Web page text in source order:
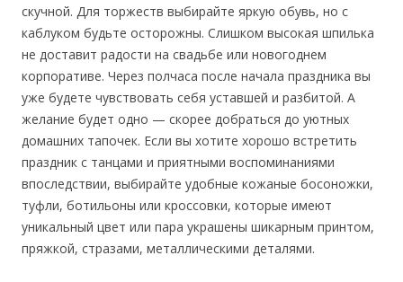
скучной. Для торжеств выбирайте яркую обувь, но с
каблуком будьте осторожны. Слишком высокая шпилька
не доставит радости на свадьбе или новогоднем
корпоративе. Через полчаса после начала праздника вы
уже будете чувствовать себя уставшей и разбитой. А
желание будет одно — скорее добраться до уютных
домашних тапочек. Если вы хотите хорошо встретить
праздник с танцами и приятными воспоминаниями
впоследствии, выбирайте удобные кожаные босоножки,
туфли, ботильоны или кроссовки, которые имеют
уникальный цвет или пара украшены шикарным принтом,
пряжкой, стразами, металлическими деталями.